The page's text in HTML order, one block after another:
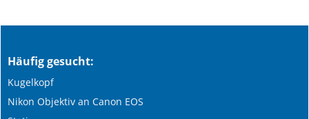
Häufig gesucht:
Kugelkopf
Nikon Objektiv an Canon EOS